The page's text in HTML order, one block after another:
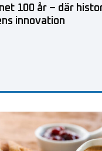
100 år – där
innovation